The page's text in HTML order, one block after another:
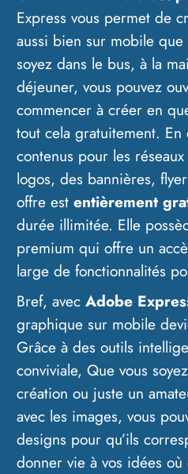
Express vous permet de
aussi bien sur mobile
soyez dans le bus, à la
déjeuner, vous pouvez
commencer à créer en
tout cela gratuitement.
contenus pour les
logos, des bannières,
offre est entièrement
durée illimitée. Elle
premium qui offre un
large de fonctionnalités
Bref, avecAdobe
graphique sur mobile
Grâce à des outils
conviviale, Que vous
création ou juste un
avec les images, vous
designs pour qu’ils
donner vie à vos idées où